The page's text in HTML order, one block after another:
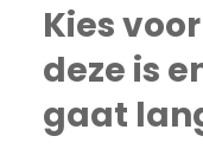
Kies
deze is
gaat